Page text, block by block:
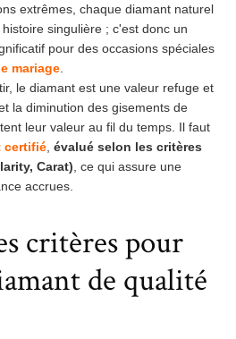
extrêmes, chaque diamant naturel
singulière ; c'est donc un
pour des occasions spéciales
mariage
le diamant est une valeur refuge et
la diminution des gisements de
leur valeur au fil du temps. Il faut
certifié évalué selon les critères
Carat) , ce qui assure une
accrues.
critères pour
de qualité